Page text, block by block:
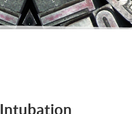
Intubation